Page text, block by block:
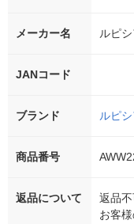
メーカー名 ルピ
JANコード
ブランド ルピ
商品番号
返品について
返品
お客